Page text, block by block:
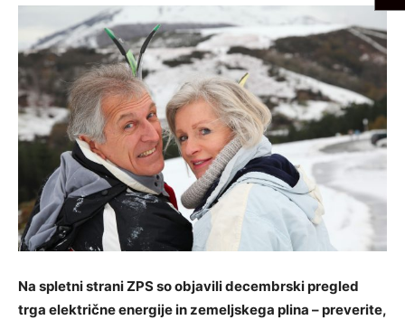
Na spletni strani ZPS so objavili decembrski pregled
trga električne energije in zemeljskega plina – preverite,